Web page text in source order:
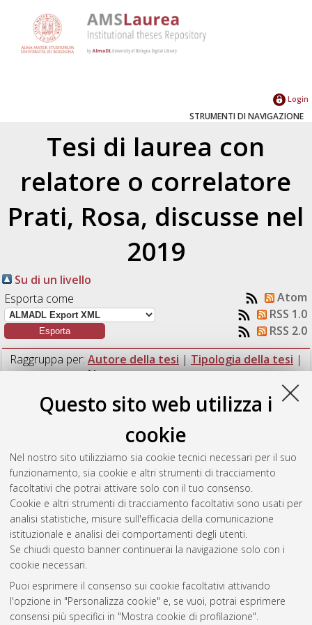
Questo sito web utilizza i
cookie
Nel nostro sito utilizziamo sia cookie tecnici necessari per il suo
funzionamento, sia cookie e altri strumenti di tracciamento
facoltativi che potrai attivare solo con il tuo consenso.
Cookie e altri strumenti di tracciamento facoltativi sono usati per
analisi statistiche, misure sull'efficacia della comunicazione
istituzionale e analisi dei comportamenti degli utenti.
Se chiudi questo banner continuerai la navigazione solo con i
cookie necessari.
Puoi esprimere il consenso sui cookie facoltativi attivando
l'opzione in "Personalizza cookie" e, se vuoi, potrai esprimere
consensi più specifici in "Mostra cookie di profilazione".
Login
STRUMENTI DI NAVIGAZIONE
Tesi di laurea con
relatore o correlatore
Prati, Rosa, discusse nel
2019
Su di un livello
Esporta come
Atom
RSS 1.0
RSS 2.0
Raggruppa per: Autore della tesi | Tipologia della tesi |
Nessun raggruppamento
Numero di documenti:1
Analisi del ciclo di vita della
origine vitivinicola dell’azienda Caviro Extra.[Laurea
magistrale], Università di Bologna, Corso di Studio inAnalisi e
gestione dell'ambiente [LM-DM270] - Ravenna, Documento
full-text non disponibile
Questa lista e' stata generata ilFri Aug 7 07:44:42 2026 CEST
Atom
Rss 1.0